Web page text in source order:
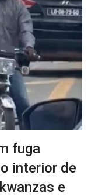
fuga
interior de
e